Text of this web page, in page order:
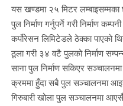
यस खण्डमा २५ मिटर लम्बाइसम्मका
पुल निर्माण गर्नुपर्ने गरी निर्माण
कर्पोरेसन लिमिटेडले ठेक्का पाएको
ठूला गरी ३४ वटै पुलको निर्माण
साना पुल निर्माण सकिएर
क्रममा हुँदा सबै पुल सञ्चालनमा
गिरुबारी खोला पुल सञ्चालनमा